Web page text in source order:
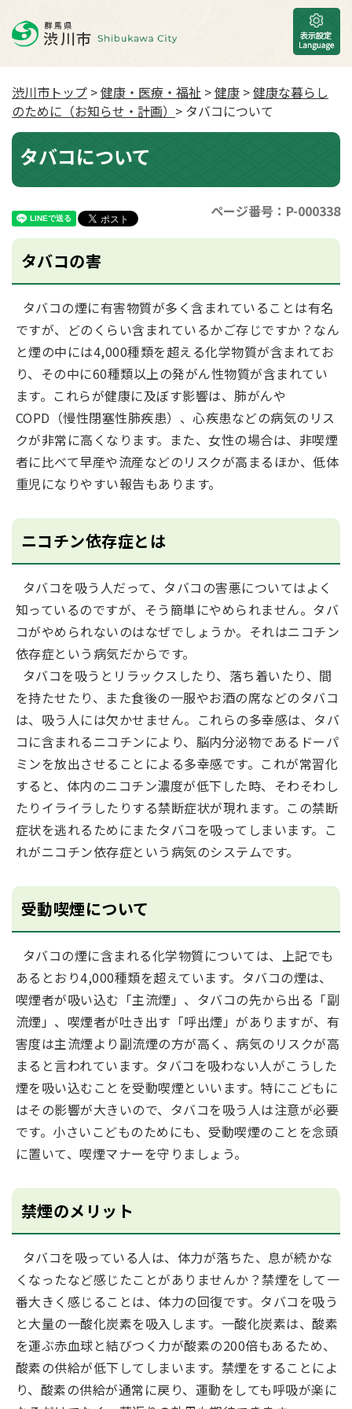
渋川市トップ >健康・医療・福祉 >健康 >健康な暮らし
のために（お知らせ・計画） > タバコについて
タバコについて
ページ番号：P-000338
タバコの害
タバコの煙に有害物質が多く含まれていることは有名
ですが、どのくらい含まれているかご存じですか？なん
と煙の中には4,000種類を超える化学物質が含まれてお
り、その中に60種類以上の発がん性物質が含まれてい
ます。これらが健康に及ぼす影響は、肺がんや
COPD（慢性閉塞性肺疾患）、心疾患などの病気のリス
クが非常に高くなります。また、女性の場合は、非喫煙
者に比べて早産や流産などのリスクが高まるほか、低体
重児になりやすい報告もあります。
ニコチン依存症とは
タバコを吸う人だって、タバコの害悪についてはよく
知っているのですが、そう簡単にやめられません。タバ
コがやめられないのはなぜでしょうか。それはニコチン
依存症という病気だからです。
タバコを吸うとリラックスしたり、落ち着いたり、間
を持たせたり、また食後の一服やお酒の席などのタバコ
は、吸う人には欠かせません。これらの多幸感は、タバ
コに含まれるニコチンにより、脳内分泌物であるドーパ
ミンを放出させることによる多幸感です。これが常習化
すると、体内のニコチン濃度が低下した時、そわそわし
たりイライラしたりする禁断症状が現れます。この禁断
症状を逃れるためにまたタバコを吸ってしまいます。こ
れがニコチン依存症という病気のシステムです。
受動喫煙について
タバコの煙に含まれる化学物質については、上記でも
あるとおり4,000種類を超えています。タバコの煙は、
喫煙者が吸い込む「主流煙」、タバコの先から出る「副
流煙」、喫煙者が吐き出す「呼出煙」がありますが、有
害度は主流煙より副流煙の方が高く、病気のリスクが高
まると言われています。タバコを吸わない人がこうした
煙を吸い込むことを受動喫煙といいます。特にこどもに
はその影響が大きいので、タバコを吸う人は注意が必要
です。小さいこどものためにも、受動喫煙のことを念頭
に置いて、喫煙マナーを守りましょう。
禁煙のメリット
タバコを吸っている人は、体力が落ちた、息が続かな
くなったなど感じたことがありませんか？禁煙をして一
番大きく感じることは、体力の回復です。タバコを吸う
と大量の一酸化炭素を吸入します。一酸化炭素は、酸素
を運ぶ赤血球と結びつく力が酸素の200倍もあるため、
酸素の供給が低下してしまいます。禁煙をすることによ
り、酸素の供給が通常に戻り、運動をしても呼吸が楽に